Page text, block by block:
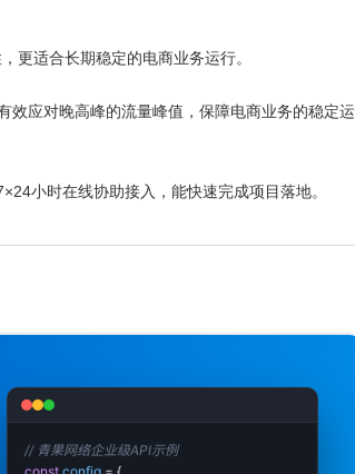
更适合长期稳定的电商业务运行。
效应对晚高峰的流量峰值，保障电商业务的稳定运
小时在线协助接入，能快速完成项目落地。